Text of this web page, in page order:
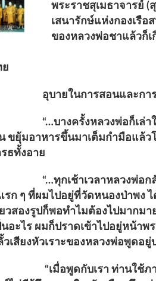
พระราชสุเมธาจารย์
เสนารักษ์แห่งกองเรื
ของหลวงพ่อชาแล้ว
พระเณรไทย เขาท
รทดสอบพระฝรั่งรู
ล่าให้โยมทั้งศาล
มาเต็มกำมือแล้วโ
งอาย
พ่อกลับจากบิณฑบ
ยู่ที่วัดหนองป่าพง
ยวสองรูปก็พอทำ
ว่าอะไรเป็นอะไร ผ
ๆ เย็น ๆ กลั้วเสีย
“เมื่อพูดกับเรา ท่า